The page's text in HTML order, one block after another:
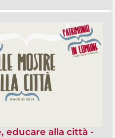
educare alla città -